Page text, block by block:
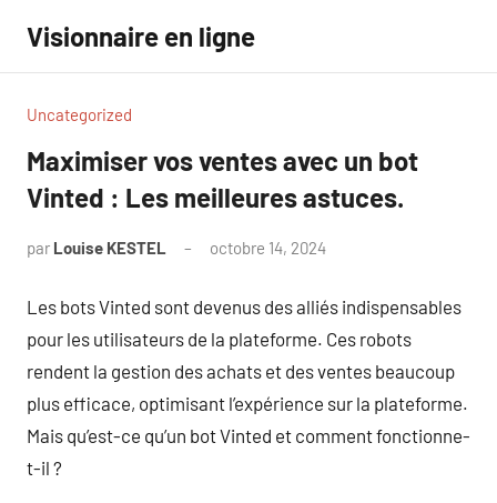
contenu
Visionnaire en ligne
Uncategorized
Maximiser vos ventes avec un bot
Vinted : Les meilleures astuces.
par Louise KESTEL octobre 14, 2024
Les bots Vinted sont devenus des alliés indispensables
pour les utilisateurs de la plateforme. Ces robots
rendent la gestion des achats et des ventes beaucoup
plus efficace, optimisant l’expérience sur la plateforme.
Mais qu’est-ce qu’un bot Vinted et comment fonctionne-
t-il ?